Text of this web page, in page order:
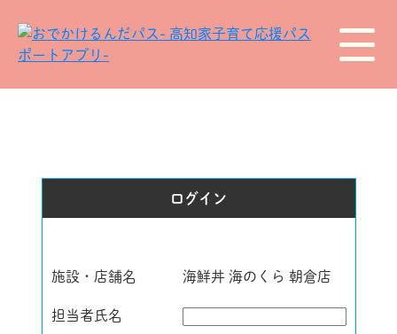
ログイン
施設・店舗名 海鮮丼 海のくら 朝倉店
担当者氏名